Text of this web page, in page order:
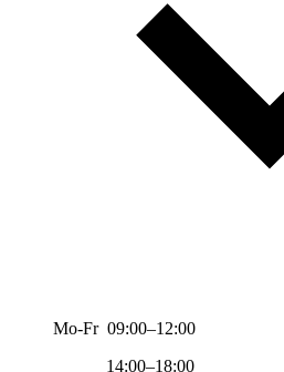
Mo-Fr 09:00–12:00
14:00–18:00